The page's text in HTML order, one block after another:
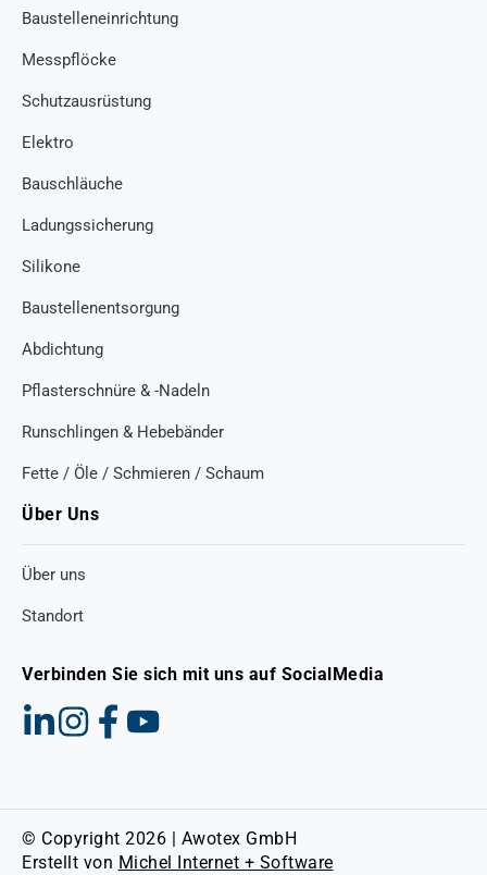
Baustelleneinrichtung
Messpflöcke
Schutzausrüstung
Elektro
Bauschläuche
Ladungssicherung
Silikone
Baustellenentsorgung
Abdichtung
Pflasterschnüre & -Nadeln
Runschlingen & Hebebänder
Fette / Öle / Schmieren / Schaum
Über Uns
Über uns
Standort
Verbinden Sie sich mit uns auf SocialMedia
© Copyright 2026 | Awotex GmbH
Erstellt von Michel Internet + Software